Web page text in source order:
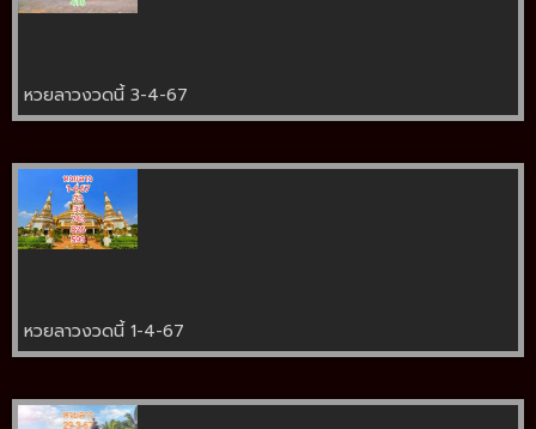
หวยลาวงวดนี้ 3-4-67
หวยลาวงวดนี้ 1-4-67